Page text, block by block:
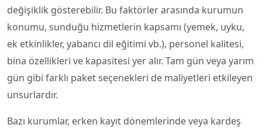
değişiklik gösterebilir. Bu faktörler arasında kurumun
konumu, sunduğu hizmetlerin kapsamı (yemek, uyku,
ek etkinlikler, yabancı dil eğitimi vb.), personel kalitesi,
bina özellikleri ve kapasitesi yer alır. Tam gün veya yarım
gün gibi farklı paket seçenekleri de maliyetleri etkileyen
unsurlardır.
Bazı kurumlar, erken kayıt dönemlerinde veya kardeş